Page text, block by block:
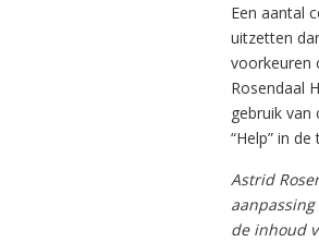
Een aantal
uitzetten
voorkeuren
Rosendaal
gebruik
“Help” in
Astrid
de inhoud